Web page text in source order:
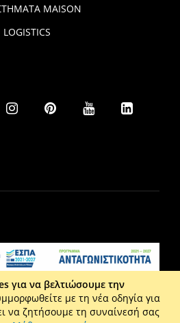
MAISON
LOGISTICS
201 800 - Ε: eshop@maison.gr -
: 036110316000
για να βελτιώσουμε την
με τη νέα οδηγία για
να ζητήσουμε τη συναίνεσή σας